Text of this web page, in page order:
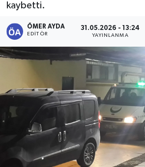
kaybetti.
ÖMER AYDA
EDITÖR
31.05.2026 - 13:24
YAYINLANMA
Sağlık
Eğitim
Kültür - Sanat
Siyaset
Spor
Teknoloji
Yazarlar
Tüm Manşetler
Son Dakika Haberleri
Haber Arşivi